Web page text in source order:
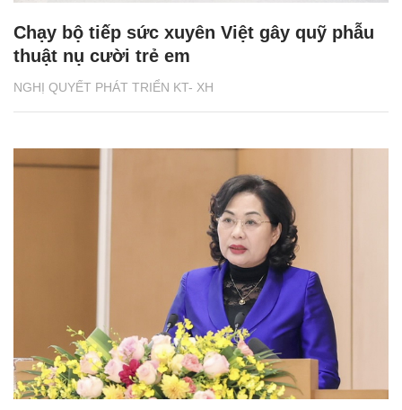
NGHỊ QUYẾT PHÁT TRIỂN KT- XH
Chạy bộ tiếp sức xuyên Việt gây quỹ phẫu
thuật nụ cười trẻ em